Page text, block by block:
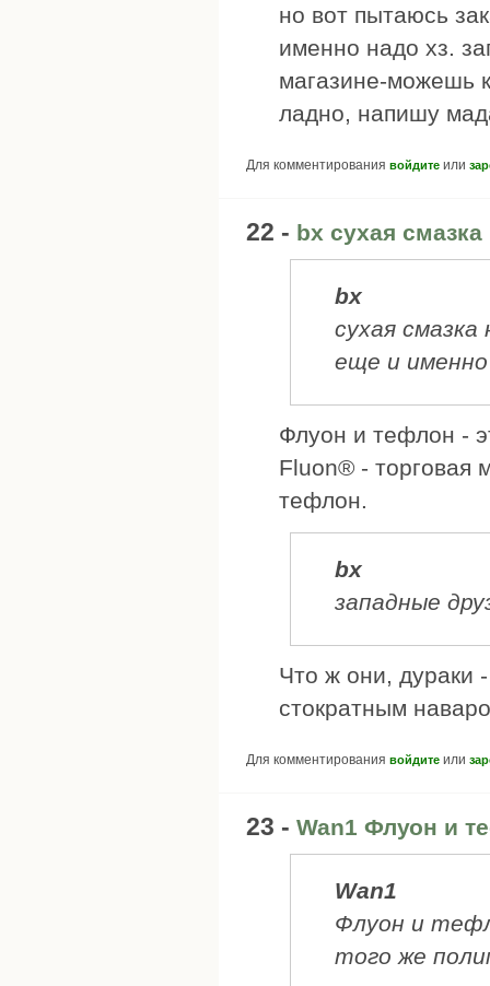
но вот пытаюсь
именно надо хз.
магазине-можешь
ладно, напишу
Для комментирования войдите или
22 - bx сухая
bx
сухая
еще и
Флуон и тефлон -
Fluon® - торговая
тефлон.
bx
западные
Что ж они, дураки
стократным
Для комментирования войдите или
23 - Wan1 Флуон и
Wan1
Флуон и
того же